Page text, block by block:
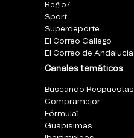
Regio7
Sport
Superdeporte
El Correo Gallego
El Correo de Andalucia
Canales temáticos
Buscando Respuestas
Compramejor
Fórmula1
Guapisimas